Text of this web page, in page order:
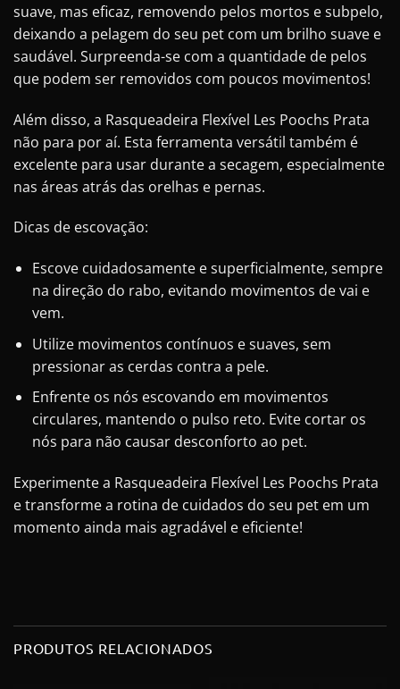
suave, mas eficaz, removendo pelos mortos e subpelo,
deixando a pelagem do seu pet com um brilho suave e
saudável. Surpreenda-se com a quantidade de pelos
que podem ser removidos com poucos movimentos!
Além disso, a Rasqueadeira Flexível Les Poochs Prata
não para por aí. Esta ferramenta versátil também é
excelente para usar durante a secagem, especialmente
nas áreas atrás das orelhas e pernas.
Dicas de escovação:
Escove cuidadosamente e superficialmente, sempre
na direção do rabo, evitando movimentos de vai e
vem.
Utilize movimentos contínuos e suaves, sem
pressionar as cerdas contra a pele.
Enfrente os nós escovando em movimentos
circulares, mantendo o pulso reto. Evite cortar os
nós para não causar desconforto ao pet.
Experimente a Rasqueadeira Flexível Les Poochs Prata
e transforme a rotina de cuidados do seu pet em um
momento ainda mais agradável e eficiente!
PRODUTOS RELACIONADOS